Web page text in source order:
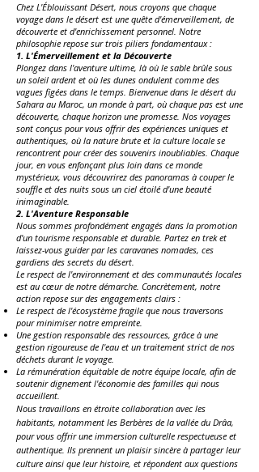
Chez L'Éblouissant Désert, nous croyons que chaque
voyage dans le désert est une quête d'émerveillement, de
découverte et d'enrichissement personnel. Notre
philosophie repose sur trois piliers fondamentaux :
1. L'Émerveillement et la Découverte
Plongez dans l'aventure ultime, là où le sable brûle sous
un soleil ardent et où les dunes ondulent comme des
vagues figées dans le temps. Bienvenue dans le désert du
Sahara au Maroc, un monde à part, où chaque pas est une
découverte, chaque horizon une promesse. Nos voyages
sont conçus pour vous offrir des expériences uniques et
authentiques, où la nature brute et la culture locale se
rencontrent pour créer des souvenirs inoubliables. Chaque
jour, en vous enfonçant plus loin dans ce monde
mystérieux, vous découvrirez des panoramas à couper le
souffle et des nuits sous un ciel étoilé d'une beauté
inimaginable.
2. L'Aventure Responsable
Nous sommes profondément engagés dans la promotion
d'un tourisme responsable et durable. Partez en trek et
laissez-vous guider par les caravanes nomades, ces
gardiens des secrets du désert.
Le respect de l'environnement et des communautés locales
est au cœur de notre démarche. Concrètement, notre
action repose sur des engagements clairs :
Le respect de l'écosystème fragile que nous traversons
pour minimiser notre empreinte.
Une gestion responsable des ressources, grâce à une
gestion rigoureuse de l'eau et un traitement strict de nos
déchets durant le voyage.
La rémunération équitable de notre équipe locale, afin de
soutenir dignement l'économie des familles qui nous
accueillent.
Nous travaillons en étroite collaboration avec les
habitants, notamment les Berbères de la vallée du Drâa,
pour vous offrir une immersion culturelle respectueuse et
authentique. Ils prennent un plaisir sincère à partager leur
culture ainsi que leur histoire, et répondent aux questions